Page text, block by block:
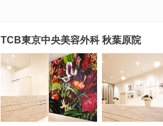
TCB東京中央美容外科 秋葉原院